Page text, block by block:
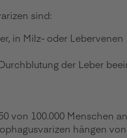
sind:
in Milz- oder Lebervenen
der Leber
von 100.000 Menschen
hängen